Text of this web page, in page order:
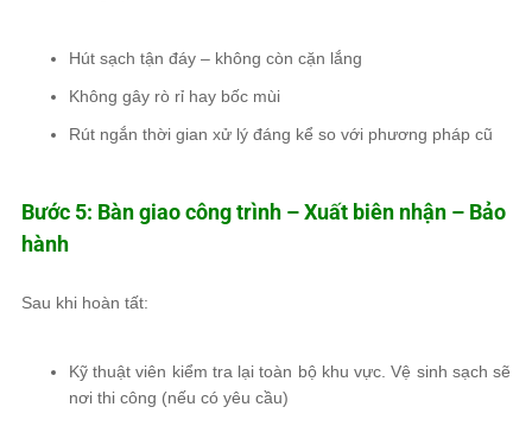
Hút sạch tận đáy – không còn cặn lắng
Không gây rò rỉ hay bốc mùi
Rút ngắn thời gian xử lý đáng kể so với phương pháp cũ
Bước 5: Bàn giao công trình – Xuất biên nhận – Bảo
hành
Sau khi hoàn tất:
Kỹ thuật viên kiểm tra lại toàn bộ khu vực. Vệ sinh sạch sẽ
nơi thi công (nếu có yêu cầu)